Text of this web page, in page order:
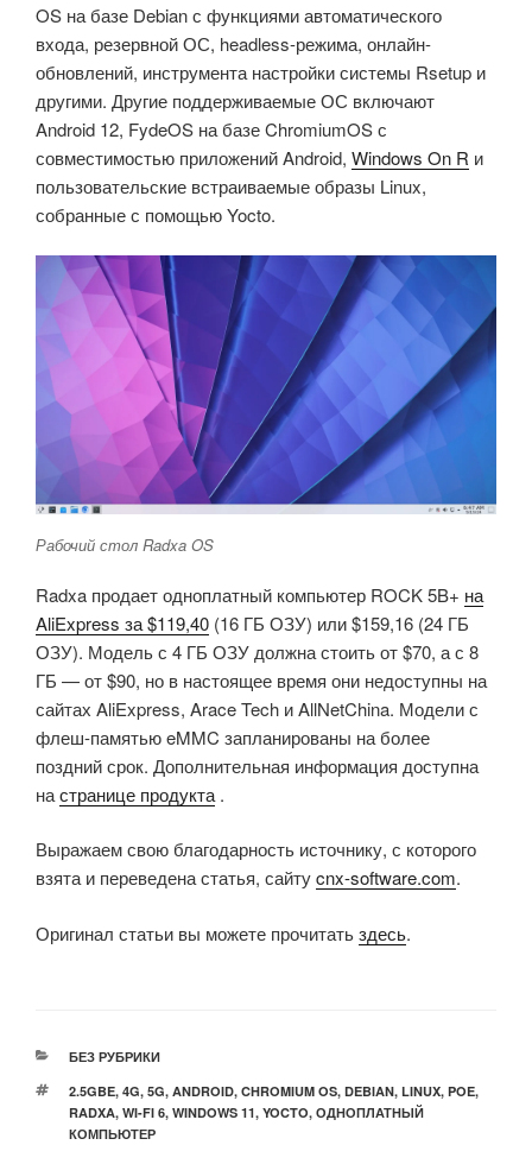
OS на базе Debian с функциями автоматического
входа, резервной ОС, headless-режима, онлайн-
обновлений, инструмента настройки системы Rsetup и
другими. Другие поддерживаемые ОС включают
Android 12, FydeOS на базе ChromiumOS с
совместимостью приложений Android, Windows On R и
пользовательские встраиваемые образы Linux,
собранные с помощью Yocto.
Рабочий стол Radxa OS
Radxa продает одноплатный компьютер ROCK 5B+ на
AliExpress за $119,40 (16 ГБ ОЗУ) или $159,16 (24 ГБ
ОЗУ). Модель с 4 ГБ ОЗУ должна стоить от $70, а с 8
ГБ — от $90, но в настоящее время они недоступны на
сайтах AliExpress, Arace Tech и AllNetChina. Модели с
флеш-памятью eMMC запланированы на более
поздний срок. Дополнительная информация доступна
настранице продукта .
Выражаем свою благодарность источнику, с которого
взята и переведена статья, сайтуcnx-software.com.
Оригинал статьи вы можете прочитатьздесь.
РУБРИКИ
БЕЗ РУБРИКИ
МЕТКИ
2.5GBE, 4G, 5G, ANDROID, CHROMIUM OS, DEBIAN, LINUX, POE,
RADXA, WI-FI 6, WINDOWS 11, YOCTO, ОДНОПЛАТНЫЙ
КОМПЬЮТЕР